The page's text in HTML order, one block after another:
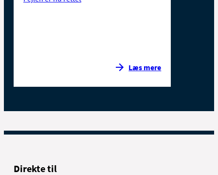
Læs mere
Direkte til